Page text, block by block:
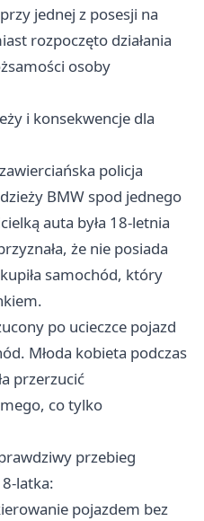
jednej z posesji na
rozpoczęto działania
osoby
i konsekwencje dla
policja
BMW spod jednego
auta była 18-letnia
że nie posiada
samochód, który
po ucieczce pojazd
Młoda kobieta podczas
przerzucić
co tylko
przebieg
latka:
pojazdem bez